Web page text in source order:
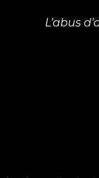
L’abus